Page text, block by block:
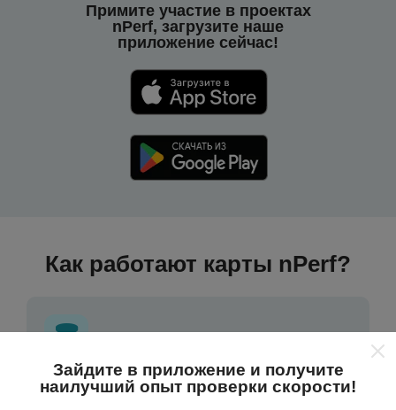
Примите участие в проектах
nPerf, загрузите наше
приложение сейчас!
Как работают карты nPerf?
Откуда берутся данные ?
Зайдите в приложение и получите
наилучший опыт проверки скорости!